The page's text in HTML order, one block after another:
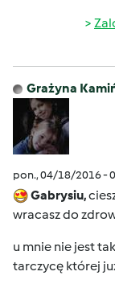
Grażyna
pon., 04/18/2016 -
Gabrysiu,
wracasz do
u mnie nie jest
tarczycę której